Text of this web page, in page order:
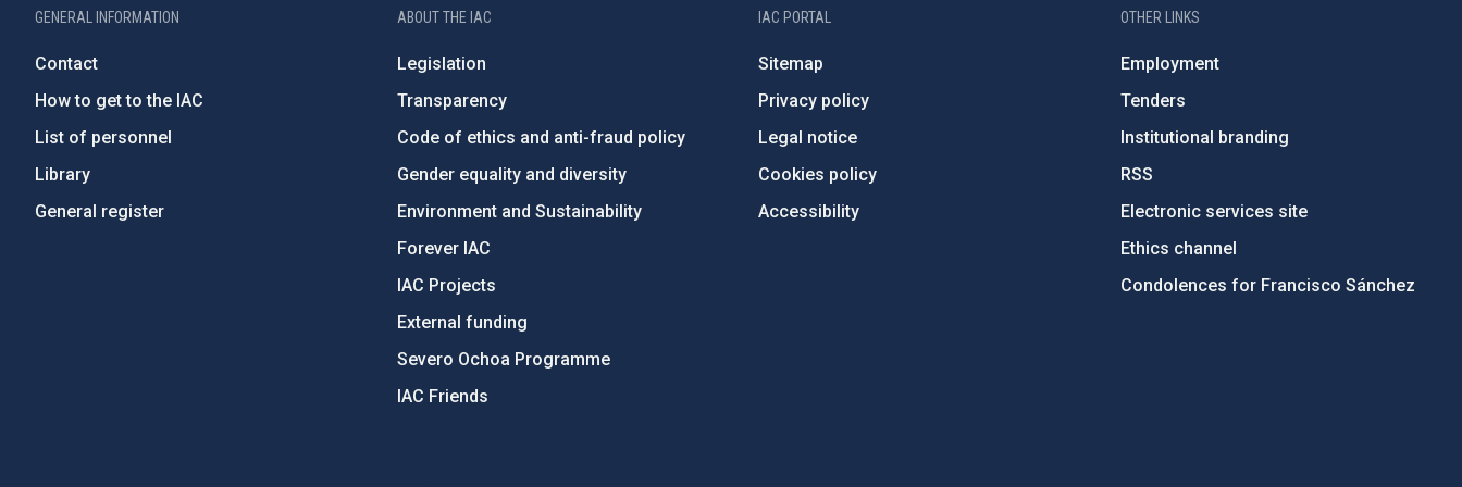
GENERAL INFORMATION
Contact
How to get to the IAC
List of personnel
Library
General register
ABOUT THE IAC
Legislation
Transparency
Code of ethics and anti-fraud policy
Gender equality and diversity
Environment and Sustainability
Forever IAC
IAC Projects
External funding
Severo Ochoa Programme
IAC Friends
IAC PORTAL
Sitemap
Privacy policy
Legal notice
Cookies policy
Accessibility
OTHER LINKS
Employment
Tenders
Institutional branding
RSS
Electronic services site
Ethics channel
Condolences for Francisco Sánchez